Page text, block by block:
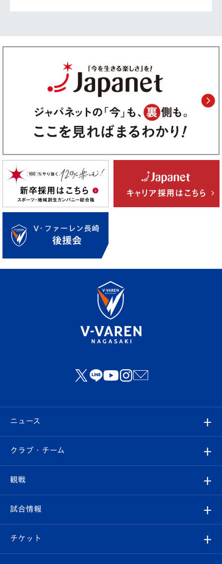
ニュース
すべて
クラブ
試合情報
クラブ・チーム
クラブ概要
エンブレム紹介
観戦
観戦ルール
はじめての観戦ガイド
試合情報
試合日程/結果
チケット